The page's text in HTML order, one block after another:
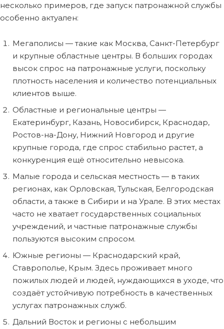
несколько примеров, где запуск патронажной службы
особенно актуален:
Мегаполисы — такие как Москва, Санкт-Петербург
и крупные областные центры. В больших городах
высок спрос на патронажные услуги, поскольку
плотность населения и количество потенциальных
клиентов выше.
Областные и региональные центры —
Екатеринбург, Казань, Новосибирск, Краснодар,
Ростов-на-Дону, Нижний Новгород и другие
крупные города, где спрос стабильно растет, а
конкуренция ещё относительно невысока.
Малые города и сельская местность — в таких
регионах, как Орловская, Тульская, Белгородская
области, а также в Сибири и на Урале. В этих местах
часто не хватает государственных социальных
учреждений, и частные патронажные службы
пользуются высоким спросом.
Южные регионы — Краснодарский край,
Ставрополье, Крым. Здесь проживает много
пожилых людей и людей, нуждающихся в уходе, что
создаёт устойчивую потребность в качественных
услугах патронажных служб.
Дальний Восток и регионы с небольшим